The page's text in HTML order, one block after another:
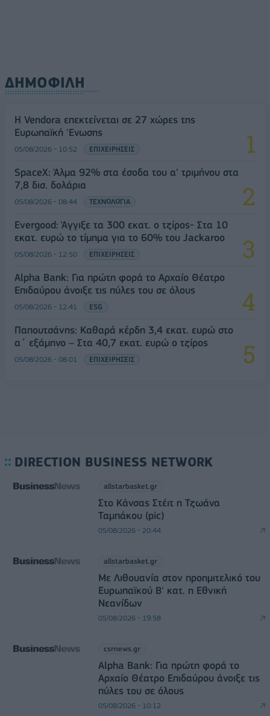
ΔΗΜΟΦΙΛΗ
Η Vendora επεκτείνεται σε 27 χώρες της
Ευρωπαϊκή 'Ενωσης
05/08/2026 - 10:52 ΕΠΙΧΕΙΡΗΣΕΙΣ
SpaceX: Άλμα 92% στα έσοδα του α' τριμήνου στα
7,8 δισ. δολάρια
05/08/2026 - 08:44 ΤΕΧΝΟΛΟΓΙΑ
Evergood: Άγγιξε τα 300 εκατ. ο τζίρος- Στα 10
εκατ. ευρώ το τίμημα για το 60% του Jackaroo
05/08/2026 - 12:50 ΕΠΙΧΕΙΡΗΣΕΙΣ
Alpha Bank: Για πρώτη φορά το Αρχαίο Θέατρο
Επιδαύρου άνοιξε τις πύλες του σε όλους
05/08/2026 - 12:41 ESG
Παπουτσάνης: Καθαρά κέρδη 3,4 εκατ. ευρώ στο
α΄ εξάμηνο – Στα 40,7 εκατ. ευρώ ο τζίρος
05/08/2026 - 08:01 ΕΠΙΧΕΙΡΗΣΕΙΣ
DIRECTION BUSINESS NETWORK
allstarbasket.gr
Στο Κάνσας Στέιτ η Τζωάνα
Ταμπάκου (pic)
05/08/2026 - 20:44
allstarbasket.gr
Με Λιθουανία στον προημιτελικό του
Ευρωπαϊκού Β' κατ. η Εθνική
Νεανίδων
05/08/2026 - 19:58
csrnews.gr
Alpha Bank: Για πρώτη φορά το
Αρχαίο Θέατρο Επιδαύρου άνοιξε τις
πύλες του σε όλους
05/08/2026 - 10:12